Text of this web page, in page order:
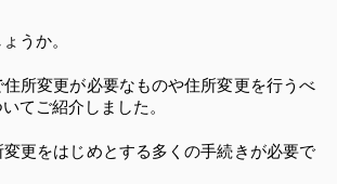
うか。
所変更が必要なものや住所変更を行うべ
てご紹介しました。
更をはじめとする多くの手続きが必要で